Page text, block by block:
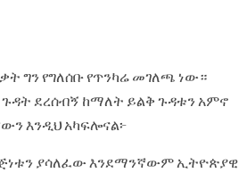
ግን የግለሰቡ የጥንካሬ መገለጫ ነው።
ደረሰብኝ ከማለት ይልቅ ጉዳቱን አምኖ
እንዲህ አካፍሎናል፦
ያሳለፈው እንደማንኛውም ኢትዮጵያዊ